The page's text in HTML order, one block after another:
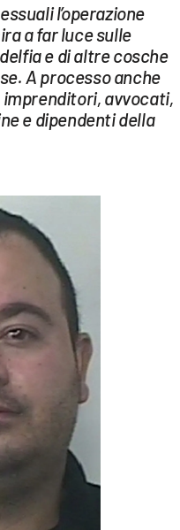
l’operazione
a far luce sulle
e di altre cosche
A processo anche
avvocati,
e dipendenti della